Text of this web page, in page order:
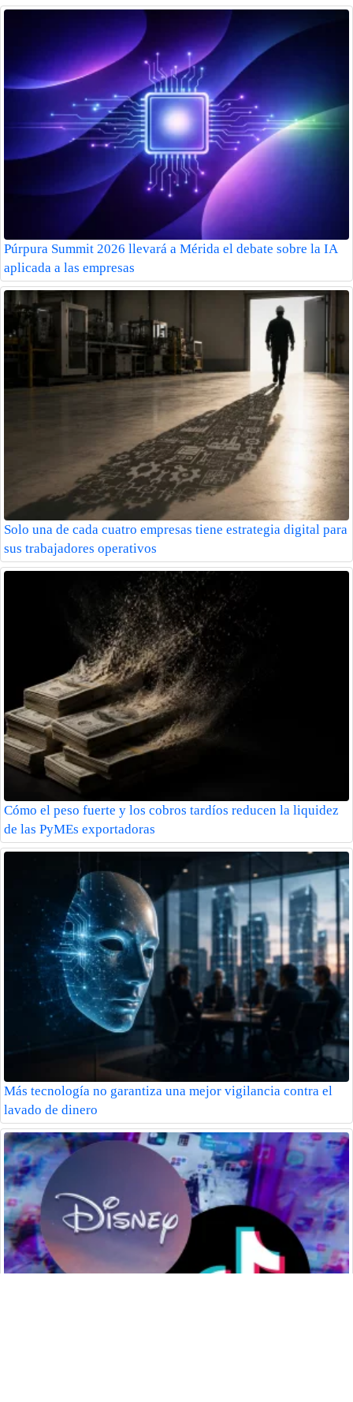
Púrpura Summit 2026 llevará a Mérida el debate sobre la IA
aplicada a las empresas
Solo una de cada cuatro empresas tiene estrategia digital para
sus trabajadores operativos
Cómo el peso fuerte y los cobros tardíos reducen la liquidez
de las PyMEs exportadoras
Más tecnología no garantiza una mejor vigilancia contra el
lavado de dinero